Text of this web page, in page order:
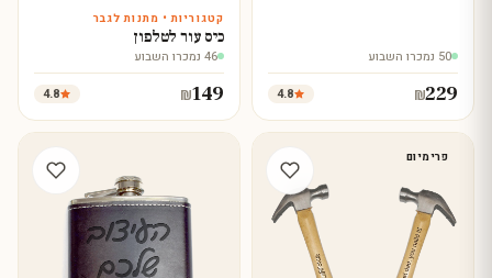
50 נמכרו השבוע
₪229
4.8
עצב עכשיו
קטגוריות • מתנות לגבר
כיס עור לטלפון
46 נמכרו השבוע
₪149
4.8
פרימיום